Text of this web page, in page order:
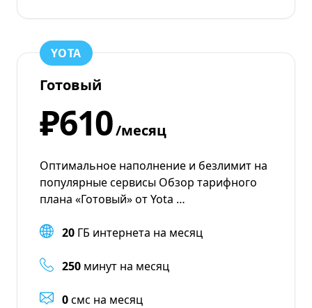
YOTA
Готовый
₽610/месяц
Оптимальное наполнение и безлимит на
популярные сервисы Обзор тарифного
плана «Готовый» от Yota …
20 ГБ интернета на месяц
250 минут на месяц
0смс на месяц